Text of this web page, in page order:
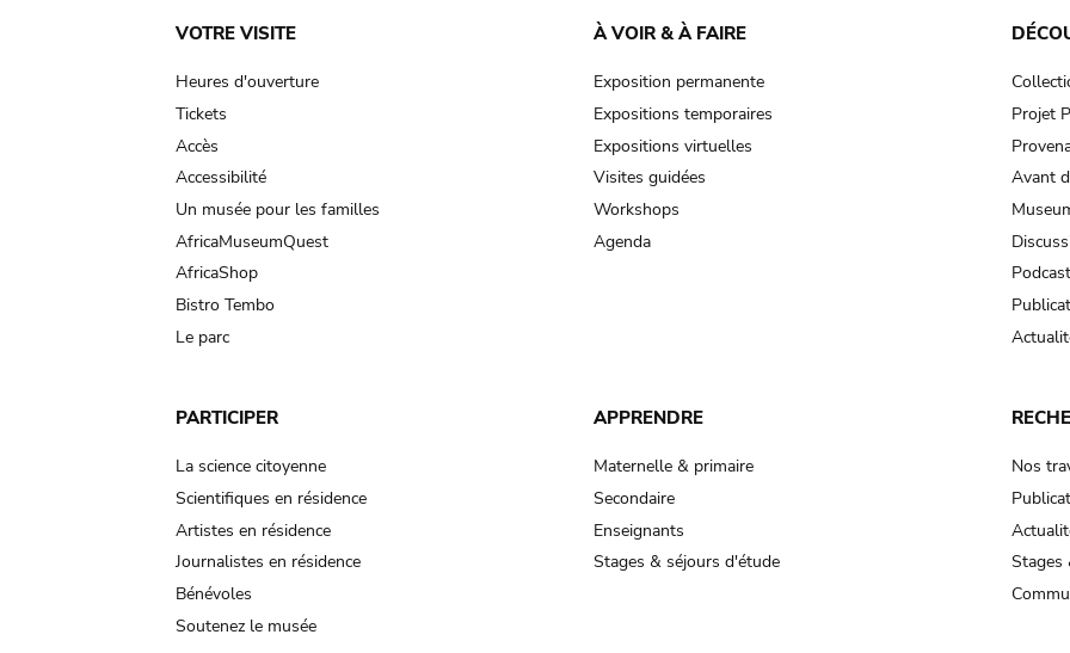
Main
navigation
VOTRE VISITE
Heures d'ouverture
Tickets
Accès
Accessibilité
Un musée pour les familles
AfricaMuseumQuest
AfricaShop
Bistro Tembo
Le parc
À VOIR & À FAIRE
Exposition permanente
Expositions temporaires
Expositions virtuelles
Visites guidées
Workshops
Agenda
Projet
Avant
PARTICIPER
La science citoyenne
Scientifiques en résidence
Artistes en résidence
Journalistes en résidence
Bénévoles
Soutenez le musée
APPRENDRE
Maternelle & primaire
Secondaire
Enseignants
Stages & séjours d'étude
Nos
Stages